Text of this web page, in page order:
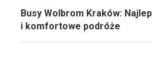
Busy Wolbrom Kraków:
i komfortowe podróże